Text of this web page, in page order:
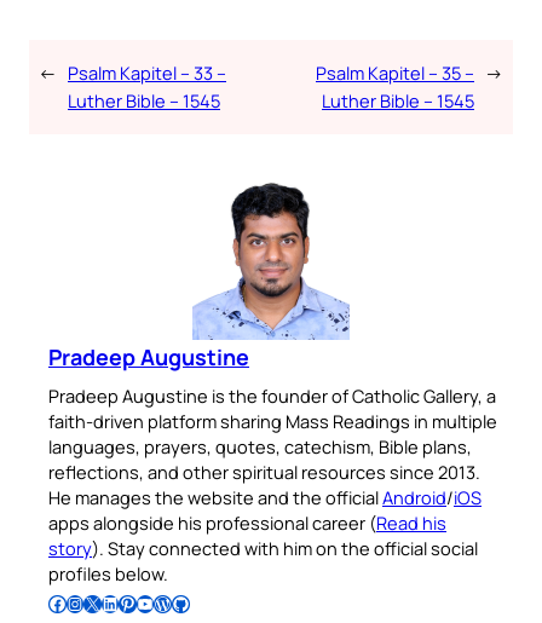
← Psalm Kapitel – 33 –
Luther Bible – 1545
Psalm Kapitel – 35 –
Luther Bible – 1545
→
Pradeep Augustine
Pradeep Augustine is the founder of Catholic Gallery, a
faith-driven platform sharing Mass Readings in multiple
languages, prayers, quotes, catechism, Bible plans,
reflections, and other spiritual resources since 2013.
He manages the website and the officialAndroid/iOS
apps alongside his professional career (Read his
story). Stay connected with him on the official social
profiles below.
Follow Pradeep on Facebook Follow Pradeep on InstagramFollow Pradeep on X Follow Pradeep on LinkedIn Follow Pradeep on Pinterest Subscribe to Pradeep’s Youtube Channel Follow Pradeep on WordPress Follow Pradeep on GitHub